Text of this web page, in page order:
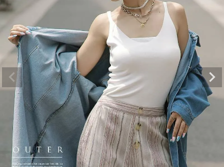
＝ボムシェル】はダンス衣装専門ブランド。
衣装ならお任せ！オリジナル衣装やダンス衣装のトータル
ィネートのご提案。 ボムシェルならではの最新で斬新な
えをお届け。 撮影で使用してる小物や靴などダンサー必
ーデはイメージしやすく、全てボムシェルでご購入可能。
とは差別化出来るしっかりした衣装のご提案はダンサー
ージ映えを全力で応援してます。
商品一覧
【B/bomb
「これど
好き女子
レッスン
シルエット
ンなど、幅
ゃれ女子